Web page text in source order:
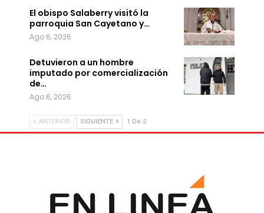
El obispo Salaberry visitó la
parroquia San Cayetano y…
Ago 6, 2026
Detuvieron a un hombre
imputado por comercialización
de…
Ago 6, 2026
ANTERIOR SIGUIENTE 1 De 2